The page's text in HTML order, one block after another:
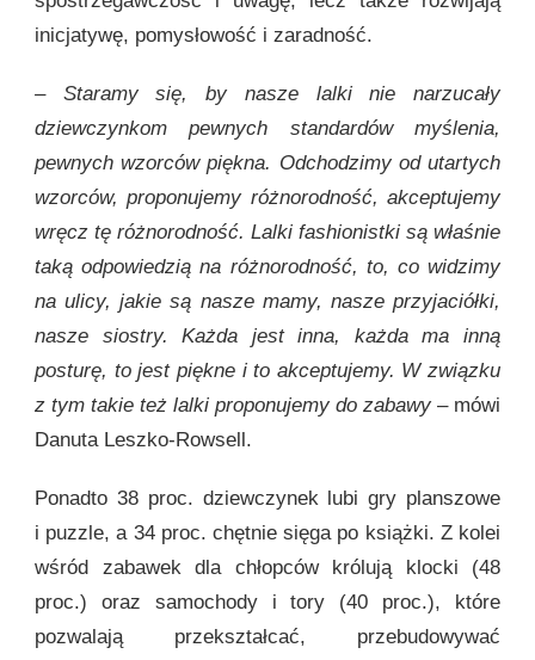
inicjatywę, pomysłowość i zaradność.
– Staramy się, by nasze lalki nie narzucały
dziewczynkom pewnych standardów myślenia,
pewnych wzorców piękna. Odchodzimy od utartych
wzorców, proponujemy różnorodność, akceptujemy
wręcz tę różnorodność. Lalki fashionistki są właśnie
taką odpowiedzią na różnorodność, to, co widzimy
na ulicy, jakie są nasze mamy, nasze przyjaciółki,
nasze siostry. Każda jest inna, każda ma inną
posturę, to jest piękne i to akceptujemy. W związku
z tym takie też lalki proponujemy do zabawy – mówi
Danuta Leszko-Rowsell.
Ponadto 38 proc. dziewczynek lubi gry planszowe
i puzzle, a 34 proc. chętnie sięga po książki. Z kolei
wśród zabawek dla chłopców królują klocki (48
proc.) oraz samochody i tory (40 proc.), które
pozwalają przekształcać, przebudowywać